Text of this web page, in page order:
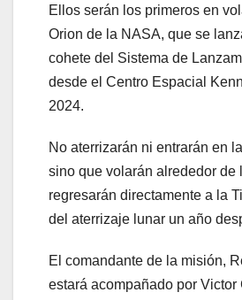
Ellos serán los primeros en
Orion de la NASA, que se
cohete del Sistema de
desde el Centro Espacial
2024.
No aterrizarán ni entrarán en
sino que volarán alrededor de
regresarán directamente a la
del aterrizaje lunar un año
El comandante de la misión,
estará acompañado por Victor